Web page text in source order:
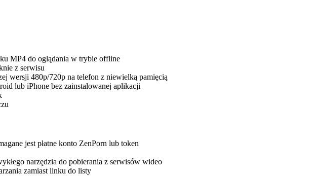
MP4 do oglądania w trybie offline
z serwisu
wersji 480p/720p na telefon z niewielką pamięcią
lub iPhone bez zainstalowanej aplikacji
jest płatne konto ZenPorn lub token
narzędzia do pobierania z serwisów wideo
zamiast linku do listy